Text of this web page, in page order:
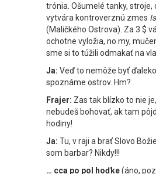
trónia. Ošumelé tanky, stroje,
vytvára kontroverznú zmes
(Maličkého Ostrova). Za 3 $
ochotne vyložia, no my,
sme si to túžili odmakať na
Ja: Veď to nemôže byť
spoznáme ostrov. Hm?
Frajer: Zas tak blízko to nie
nebudeš bohovať, ak tam
hodiny!
Ja: Tu, v raji a brať Slovo
som barbar? Nikdy!!!
… cca po pol hoďke(áno,